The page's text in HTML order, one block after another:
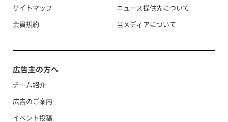
サイトマップ
会員規約
ニュース提供先について
当メディアについて
広告主の方へ
チーム紹介
広告のご案内
イベント投稿